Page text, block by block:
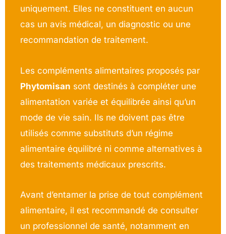
uniquement. Elles ne constituent en aucun
cas un avis médical, un diagnostic ou une
recommandation de traitement.
Les compléments alimentaires proposés par
Phytomisan sont destinés à compléter une
alimentation variée et équilibrée ainsi qu’un
mode de vie sain. Ils ne doivent pas être
utilisés comme substituts d’un régime
alimentaire équilibré ni comme alternatives à
des traitements médicaux prescrits.
Avant d’entamer la prise de tout complément
alimentaire, il est recommandé de consulter
un professionnel de santé, notamment en